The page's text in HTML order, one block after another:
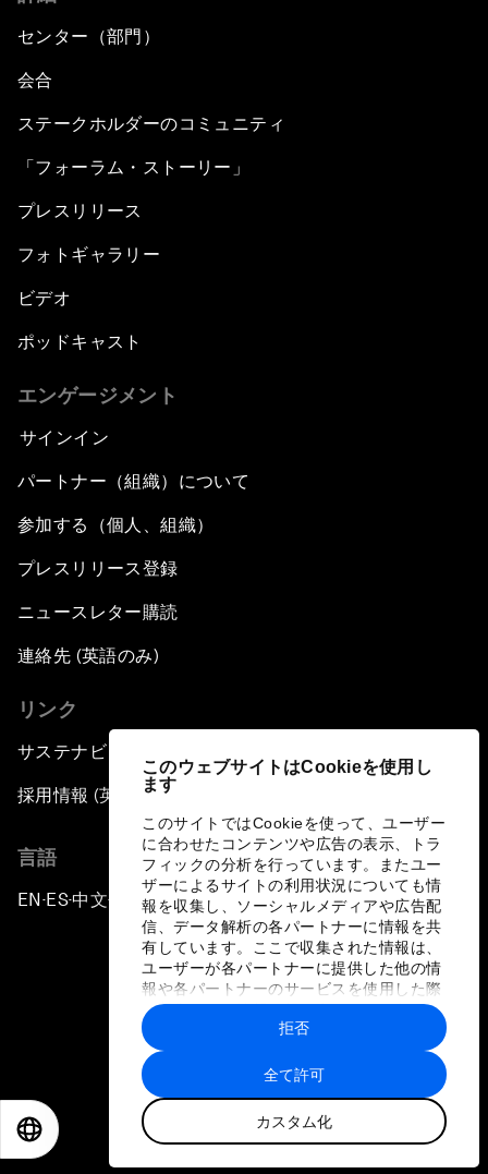
このウェブサイトはCookieを使用し
ます
このサイトではCookieを使って、ユーザー
に合わせたコンテンツや広告の表示、トラ
フィックの分析を行っています。またユー
ザーによるサイトの利用状況についても情
報を収集し、ソーシャルメディアや広告配
信、データ解析の各パートナーに情報を共
有しています。ここで収集された情報は、
ユーザーが各パートナーに提供した他の情
報や各パートナーのサービスを使用した際
に収集された情報と組み合わされ、各パー
トナーによって使用されることがありま
す。
全て許可
カスタム化
拒否
センター（部門）
会合
ステークホルダーのコミュニティ
「フォーラム・ストーリー」
プレスリリース
フォトギャラリー
ビデオ
ポッドキャスト
エンゲージメント
サインイン
パートナー（組織）について
参加する（個人、組織）
プレスリリース登録
ニュースレター購読
連絡先 (英語のみ)
リンク
サステナビリティへの取り組み
採用情報 (英語のみ)
言語
EN ▪ ES▪中文▪ 日本語
プライバシーポリシーと利用規約
サイトマップ
©
世界経済フォーラム